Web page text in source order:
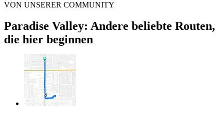
VON UNSERER COMMUNITY
Paradise Valley: Andere beliebte Routen,
die hier beginnen